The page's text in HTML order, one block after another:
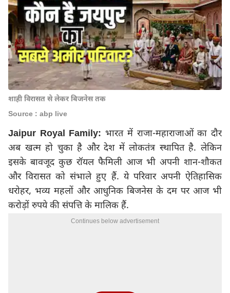
शाही विरासत से लेकर बिजनेस तक
Source : abp live
Jaipur Royal Family: भारत में राजा-महाराजाओं का दौर
अब खत्म हो चुका है और देश में लोकतंत्र स्थापित है. लेकिन
इसके बावजूद कुछ रॉयल फैमिली आज भी अपनी शान-शौकत
और विरासत को संभाले हुए हैं. ये परिवार अपनी ऐतिहासिक
धरोहर, भव्य महलों और आधुनिक बिजनेस के दम पर आज भी
करोड़ों रुपये की संपत्ति के मालिक हैं.
Continues below advertisement